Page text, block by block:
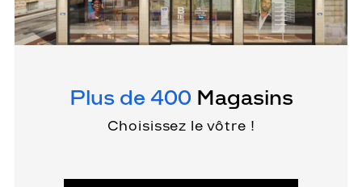
Plus de 400 Magasins
Choisissez le vôtre !